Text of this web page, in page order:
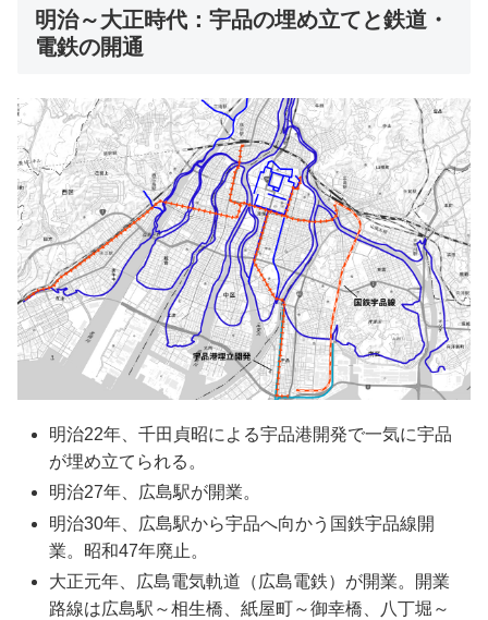
明治～大正時代：宇品の埋め立てと鉄道・
電鉄の開通
明治22年、千田貞昭による宇品港開発で一気に宇品
が埋め立てられる。
明治27年、広島駅が開業。
明治30年、広島駅から宇品へ向かう国鉄宇品線開
業。昭和47年廃止。
大正元年、広島電気軌道（広島電鉄）が開業。開業
路線は広島駅～相生橋、紙屋町～御幸橋、八丁堀～